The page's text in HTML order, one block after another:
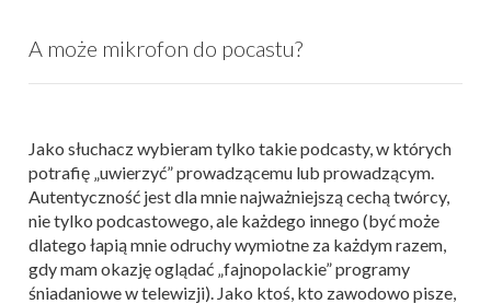
A może mikrofon do pocastu?
Jako słuchacz wybieram tylko takie podcasty, w których
potrafię „uwierzyć” prowadzącemu lub prowadzącym.
Autentyczność jest dla mnie najważniejszą cechą twórcy,
nie tylko podcastowego, ale każdego innego (być może
dlatego łapią mnie odruchy wymiotne za każdym razem,
gdy mam okazję oglądać „fajnopolackie” programy
śniadaniowe w telewizji). Jako ktoś, kto zawodowo pisze,